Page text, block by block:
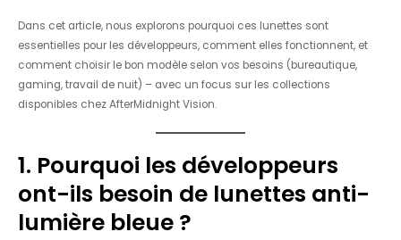
Dans cet article, nous explorons pourquoi ces lunettes sont
essentielles pour les développeurs, comment elles fonctionnent, et
comment choisir le bon modèle selon vos besoins (bureautique,
gaming, travail de nuit) – avec un focus sur les collections
disponibles chez AfterMidnight Vision.
1. Pourquoi les développeurs
ont-ils besoin de lunettes anti-
lumière bleue ?